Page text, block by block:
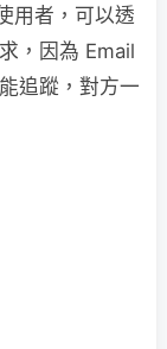
用者，可以透
，因為 Email
追蹤，對方一